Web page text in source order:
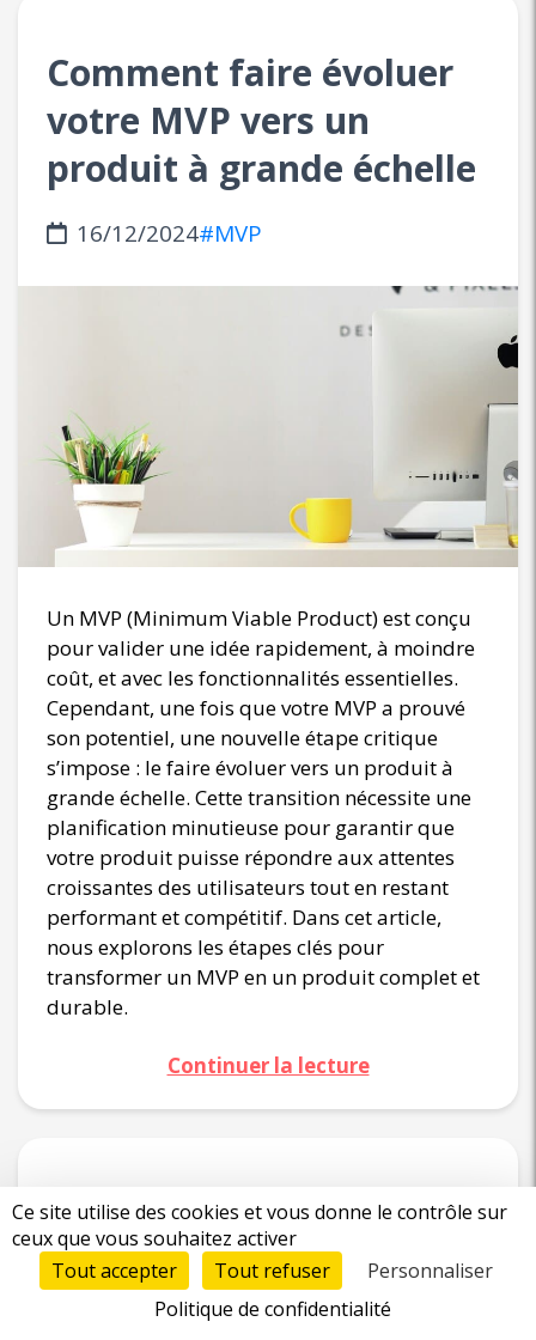
Comment faire évoluer
votre MVP vers un
produit à grande échelle
16/12/2024#MVP
Un MVP (Minimum Viable Product) est conçu
pour valider une idée rapidement, à moindre
coût, et avec les fonctionnalités essentielles.
Cependant, une fois que votre MVP a prouvé
son potentiel, une nouvelle étape critique
s’impose : le faire évoluer vers un produit à
grande échelle. Cette transition nécessite une
planification minutieuse pour garantir que
votre produit puisse répondre aux attentes
croissantes des utilisateurs tout en restant
performant et compétitif. Dans cet article,
nous explorons les étapes clés pour
transformer un MVP en un produit complet et
durable.
Continuer la lecture
Comment prioriser les
fonctionnalités pour
votre MVP grâce au
Ce site utilise des cookies et vous donne le contrôle sur
ceux que vous souhaitez activer
Tout accepter
Tout refuser
Personnaliser
Politique de confidentialité